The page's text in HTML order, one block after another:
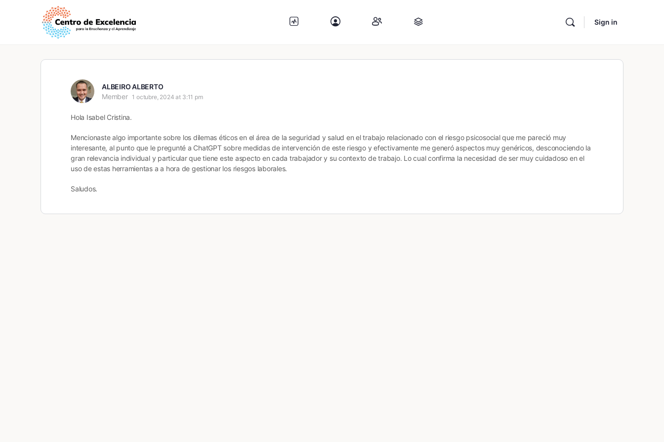
Sign in
ALBEIRO ALBERTO
Member
1 octubre, 2024 at 3:11 pm
Hola Isabel Cristina.
Mencionaste algo importante sobre los dilemas éticos en el área de la seguridad y salud en el trabajo relacionado con el riesgo psicosocial que me pareció muy
interesante, al punto que le pregunté a ChatGPT sobre medidas de intervención de este riesgo y efectivamente me generó aspectos muy genéricos, desconociendo la
gran relevancia individual y particular que tiene este aspecto en cada trabajador y su contexto de trabajo. Lo cual confirma la necesidad de ser muy cuidadoso en el
uso de estas herramientas a a hora de gestionar los riesgos laborales.
Saludos.